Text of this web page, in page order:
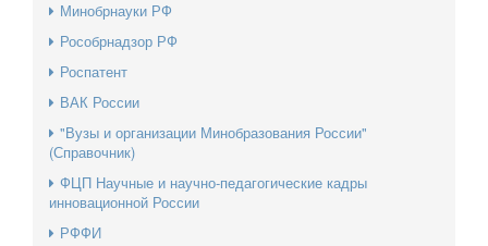
Минобрнауки РФ
Рособрнадзор РФ
Роспатент
ВАК России
"Вузы и организации Минобразования России"
(Справочник)
ФЦП Научные и научно-педагогические кадры
инновационной России
РФФИ